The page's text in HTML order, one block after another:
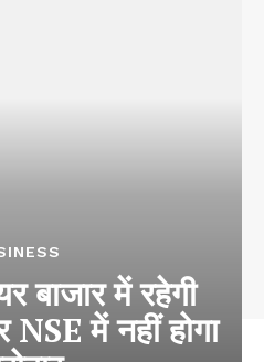
बाजार में रहेगी
में नहीं होगा